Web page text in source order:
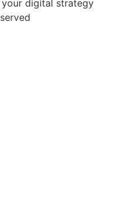
digital strategy